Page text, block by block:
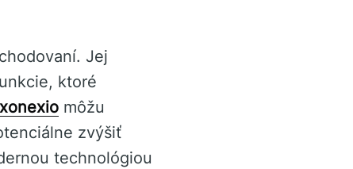
Jej
ktoré
môžu
zvýšiť
technológiou